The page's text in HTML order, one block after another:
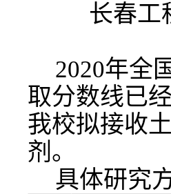
长春工
2020年全
取分数线已
我校拟接收
剂。
具体研究